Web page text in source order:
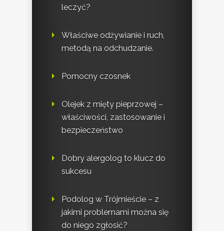
leczyć?
Właściwe odżywianie i ruch,
metodą na odchudzanie.
Pomocny czosnek
Olejek z mięty pieprzowej –
właściwości, zastosowanie i
bezpieczeństwo
Dobry alergolog to klucz do
sukcesu
Podolog w Trójmieście – z
jakimi problemami można się
do niego zgłosić?